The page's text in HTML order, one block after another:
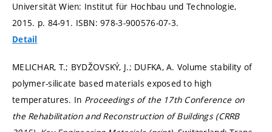
Universität Wien: Institut für Hochbau und Technologie,
2015. p. 84-91. ISBN: 978-3-900576-07-3.
Detail
MELICHAR, T.; BYDŽOVSKÝ, J.; DUFKA, A. Volume stability of
polymer-silicate based materials exposed to high
temperatures. In Proceedings of the 17th Conference on
the Rehabilitation and Reconstruction of Buildings (CRRB